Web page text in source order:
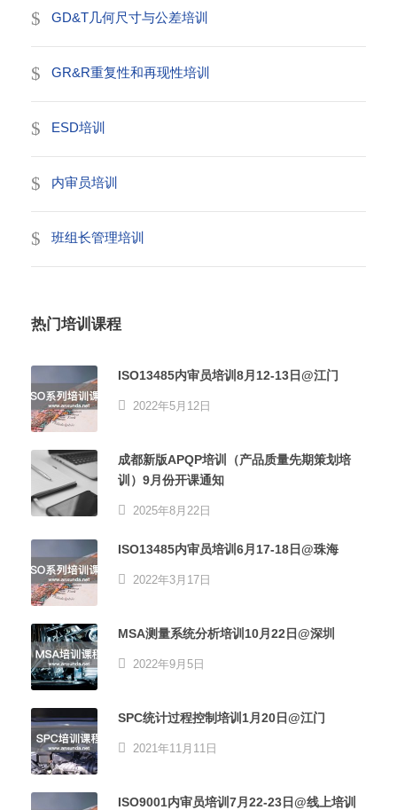
GD&T几何尺寸与公差培训
GR&R重复性和再现性培训
ESD培训
内审员培训
班组长管理培训
热门培训课程
ISO13485内审员培训8月12-13日@江门
2022年5月12日
成都新版APQP培训（产品质量先期策划培
训）9月份开课通知
2025年8月22日
ISO13485内审员培训6月17-18日@珠海
2022年3月17日
MSA测量系统分析培训10月22日@深圳
2022年9月5日
SPC统计过程控制培训1月20日@江门
2021年11月11日
ISO9001内审员培训7月22-23日@线上培训